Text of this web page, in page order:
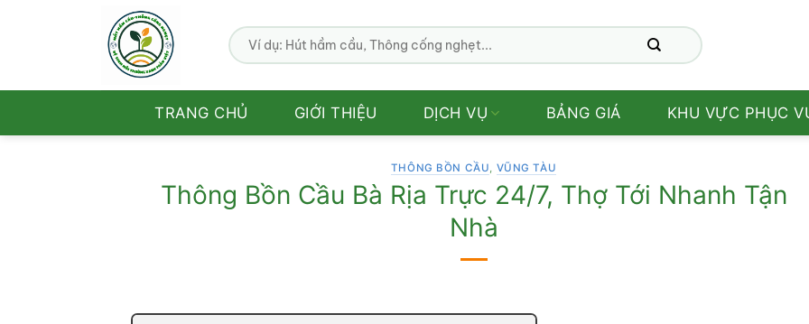
TRANG CHỦ GIỚI THIỆU DỊCH VỤ BẢNG GIÁ KHU VỰC PHỤC
THÔNG BỒN CẦU, VŨNG TÀU
Thông Bồn Cầu Bà Rịa Trực 24/7, Thợ Tới Nhanh Tận
Nhà